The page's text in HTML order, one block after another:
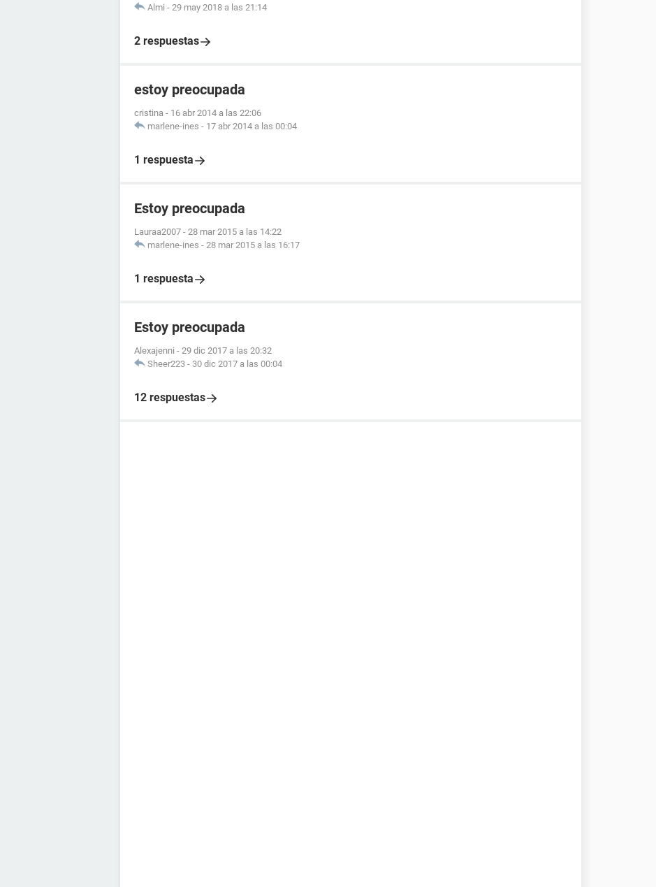
Almi - 29 may 2018 a las 21:14
2 respuestas
estoy preocupada
cristina - 16 abr 2014 a las 22:06
marlene-ines - 17 abr 2014 a las 00:04
1 respuesta
Estoy preocupada
Lauraa2007 - 28 mar 2015 a las 14:22
marlene-ines - 28 mar 2015 a las 16:17
1 respuesta
Estoy preocupada
Alexajenni - 29 dic 2017 a las 20:32
Sheer223 - 30 dic 2017 a las 00:04
12 respuestas